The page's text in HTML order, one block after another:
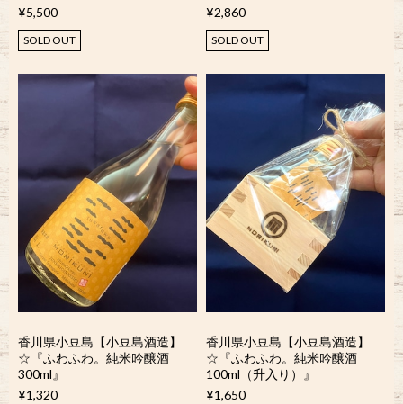
¥5,500
SOLD OUT
¥2,860
SOLD OUT
香川県小豆島【小豆島酒造】
☆『ふわふわ。純米吟醸酒
300ml』
¥1,320
香川県小豆島【小豆島酒造】
☆『ふわふわ。純米吟醸酒
100ml（升入り）』
¥1,650